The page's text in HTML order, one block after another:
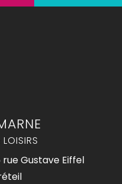
Gustave Eiffel